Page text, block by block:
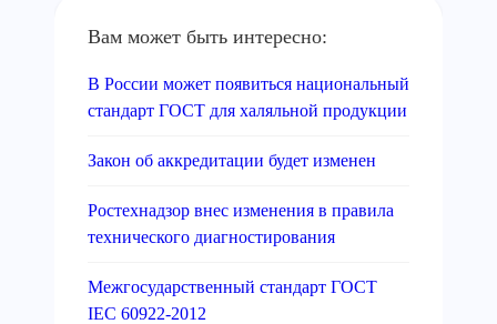
Вам может быть интересно:
В России может появиться национальный
стандарт ГОСТ для халяльной продукции
Закон об аккредитации будет изменен
Ростехнадзор внес изменения в правила
технического диагностирования
Межгосударственный стандарт ГОСТ
IEC 60922-2012